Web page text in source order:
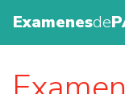
Examenesde